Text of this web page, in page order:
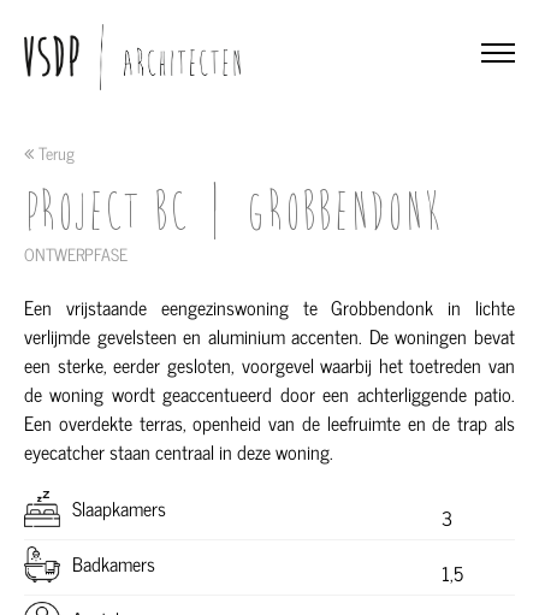
Terug
Project BC | Grobbendonk
ONTWERPFASE
Een vrijstaande eengezinswoning te Grobbendonk in lichte
verlijmde gevelsteen en aluminium accenten. De woningen bevat
een sterke, eerder gesloten, voorgevel waarbij het toetreden van
de woning wordt geaccentueerd door een achterliggende patio.
Een overdekte terras, openheid van de leefruimte en de trap als
eyecatcher staan centraal in deze woning.
Slaapkamers
3
Badkamers
1,5